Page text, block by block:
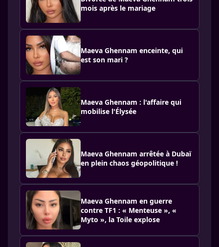
mois après le mariage
Maeva Ghennam enceinte, qui
est son mari ?
Maeva Ghennam : l'affaire qui
mobilise l'Élysée
Maeva Ghennam arrêtée à Dubaï
en plein chaos géopolitique !
Maeva Ghennam en guerre
contre TF1 : « Menteuse », «
Myto », la Toile explose